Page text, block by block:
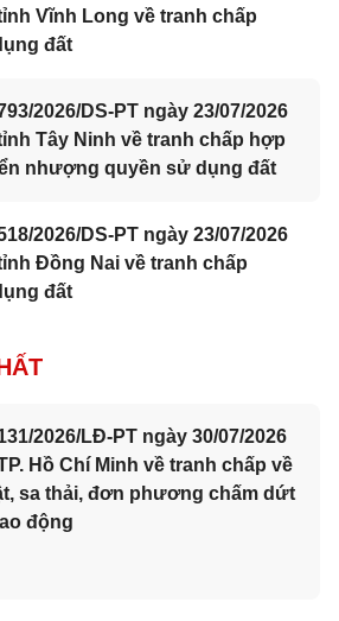
Vĩnh Long về tranh chấp
đất
2026/DS-PT ngày 23/07/2026
Tây Ninh về tranh chấp hợp
nhượng quyền sử dụng đất
2026/DS-PT ngày 23/07/2026
Đồng Nai về tranh chấp
đất
2026/LĐ-PT ngày 30/07/2026
Hồ Chí Minh về tranh chấp về
sa thải, đơn phương chấm dứt
động